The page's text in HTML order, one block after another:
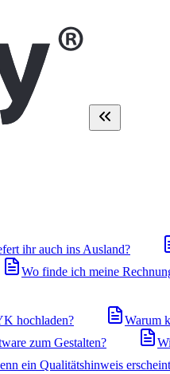
ihr auch ins Ausland?
Wo finde ich meine
hochladen?
Warum
zum Gestalten?
ein Qualitätshinweis